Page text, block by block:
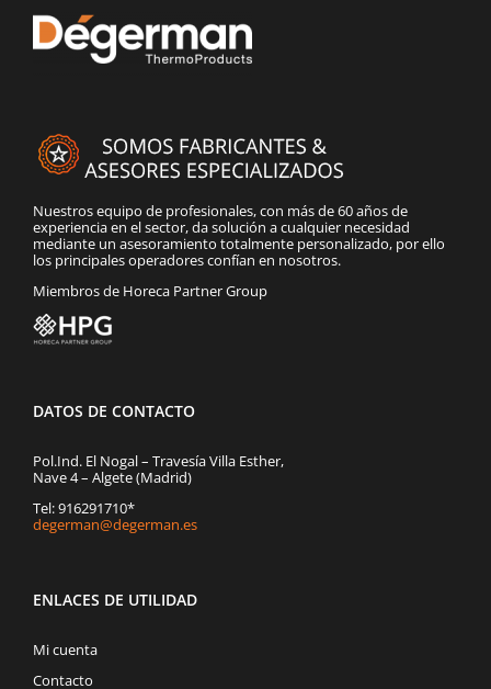
Nuestros equipo de profesionales, con más de 60 años de
experiencia en el sector, da solución a cualquier necesidad
mediante un asesoramiento totalmente personalizado, por ello
los principales operadores confían en nosotros.
Miembros de Horeca Partner Group
DATOS DE CONTACTO
Pol.Ind. El Nogal – Travesía Villa Esther,
Nave 4 – Algete (Madrid)
Tel: 916291710*
degerman@degerman.es
ENLACES DE UTILIDAD
Mi cuenta
Contacto